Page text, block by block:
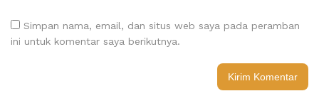
Simpan nama, email, dan situs web saya pada peramban
ini untuk komentar saya berikutnya.